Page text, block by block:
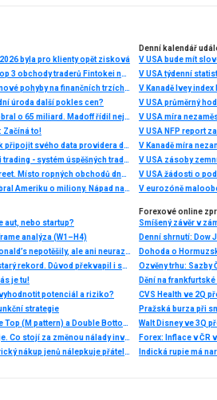
byla pro klienty opět zisková
Léto v plném proudu, trhy také: Top 3 obchody traderů Fintokei na indexech a zlatě
Chamtivost a strach: Největší cenové pohyby na finančních trzích (červenec 2026)
úroda další pokles cen?
Stvořil elitní klub, kde Ameriku obral o 65 miliard. Madoff řídil největší Ponzi dějin
Začíná to!
Historická data, kde je získat, jak připojit svého data providera do MultiCharts a proč je budeme potřebovat? (4. díl)
Jak obchodují profíci: Fibonacci trading - systém úspěšných traderů
Burza v LA chtěla sesadit Wall Street. Místo ropných obchodů dnes místem duní basy
Ošidil hosty v restauraci a pak obral Ameriku o miliony. Nápad na obří podvod dostal Ponzi náhodou
Denní kalendář
V USA bude mít
V USA týdenní
V Kanadě Ivey index
V USA průměrný
V USA míra
V USA NFP report
V Kanadě míra
V USA zásoby
V USA žádosti o
V eurozóně
aut, nebo startup?
analýza (W1–H4)
Akciová analýza: Výsledky McDonald’s nepotěšily, ale ani neurazily. Jakou vizi společnost prezentovala?
Akcie Microsoftu zlomily 26 let starý rekord. Důvod překvapil i samotné investory
je tu!
potenciál a riziko?
strategie
Jak obchodovat formace Double Top (M pattern) a Double Bottom (W pattern)
NASDAQ po silném růstu koriguje. Co stojí za změnou nálady investorů?
INVESTIČNÍ GLOSA: Trump americký nákup jenů nálepkuje přátelstvím. Pravda je jinde
Forexové online
Smíšený závěr v
Dohoda o
Pražská burza při